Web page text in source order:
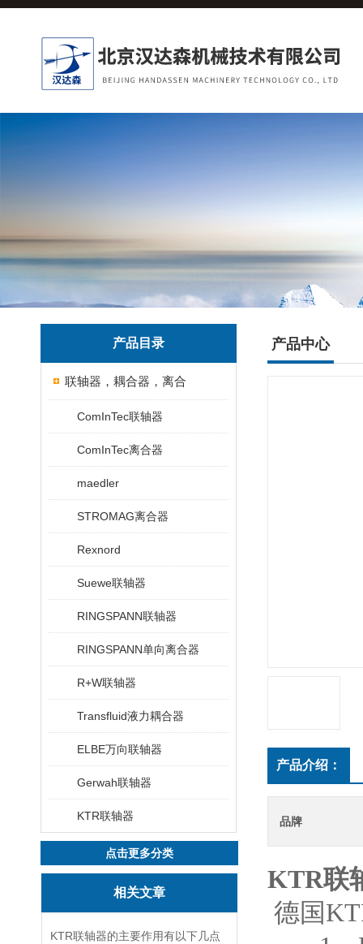
产品目录
联轴器，耦合器，离合
ComInTec联轴器
ComInTec离合器
maedler
STROMAG离合器
Rexnord
Suewe联轴器
RINGSPANN联轴器
RINGSPANN单向离合器
R+W联轴器
Transfluid液力耦合器
ELBE万向联轴器
Gerwah联轴器
KTR联轴器
点击更多分类
相关文章
KTR联轴器的主要作用有以下几点
产品中心
产品介绍：
品牌
KTR联
德国